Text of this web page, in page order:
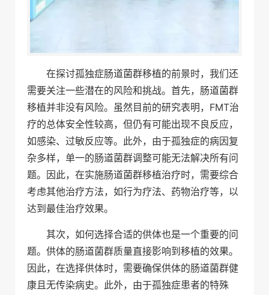
在探讨孤独症肠道菌群移植的前景时，我们还
需要关注一些潜在的风险和挑战。首先，肠道菌群
移植并非没有风险。虽然目前的研究表明，FMT治
疗的总体安全性较高，但仍有可能出现不良反应，
如感染、过敏反应等。此外，由于孤独症的病因复
杂多样，单一的肠道菌群调整可能无法解决所有问
题。因此，在实施肠道菌群移植治疗时，需要综合
考虑其他治疗方法，如行为疗法、药物治疗等，以
达到最佳治疗效果。
其次，如何选择合适的供体也是一个重要的问
题。供体的肠道菌群质量直接影响到移植的效果。
因此，在选择供体时，需要确保供体的肠道菌群健
康且无传染病史。此外，由于孤独症患者的特殊